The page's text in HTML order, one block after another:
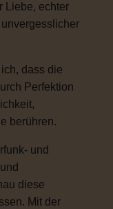
Liebe, echter
dass die
Perfektion
berühren.
und
diese
Mit der